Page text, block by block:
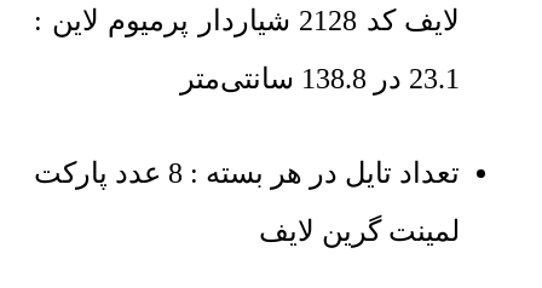
لایف کد 2128 شیاردار پرمیوم لاین :
23.1 در 138.8 سانتی‌متر
تعداد تایل در هر بسته : 8 عدد پارکت
لمینت گرین لایف